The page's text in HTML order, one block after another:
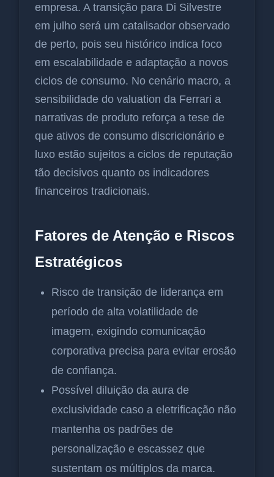
empresa. A transição para Di Silvestre
em julho será um catalisador observado
de perto, pois seu histórico indica foco
em escalabilidade e adaptação a novos
ciclos de consumo. No cenário macro, a
sensibilidade do valuation da Ferrari a
narrativas de produto reforça a tese de
que ativos de consumo discricionário e
luxo estão sujeitos a ciclos de reputação
tão decisivos quanto os indicadores
financeiros tradicionais.
Fatores de Atenção e Riscos
Estratégicos
Risco de transição de liderança em
período de alta volatilidade de
imagem, exigindo comunicação
corporativa precisa para evitar erosão
de confiança.
Possível diluição da aura de
exclusividade caso a eletrificação não
mantenha os padrões de
personalização e escassez que
sustentam os múltiplos da marca.